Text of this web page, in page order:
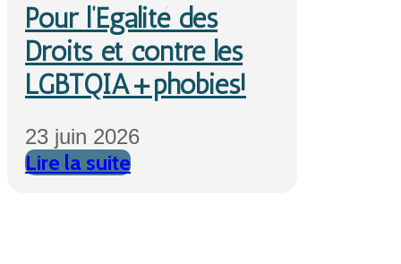
Pour l’Egalité des
Droits et contre les
LGBTQIA+phobies!
23 juin 2026
Lire la suite